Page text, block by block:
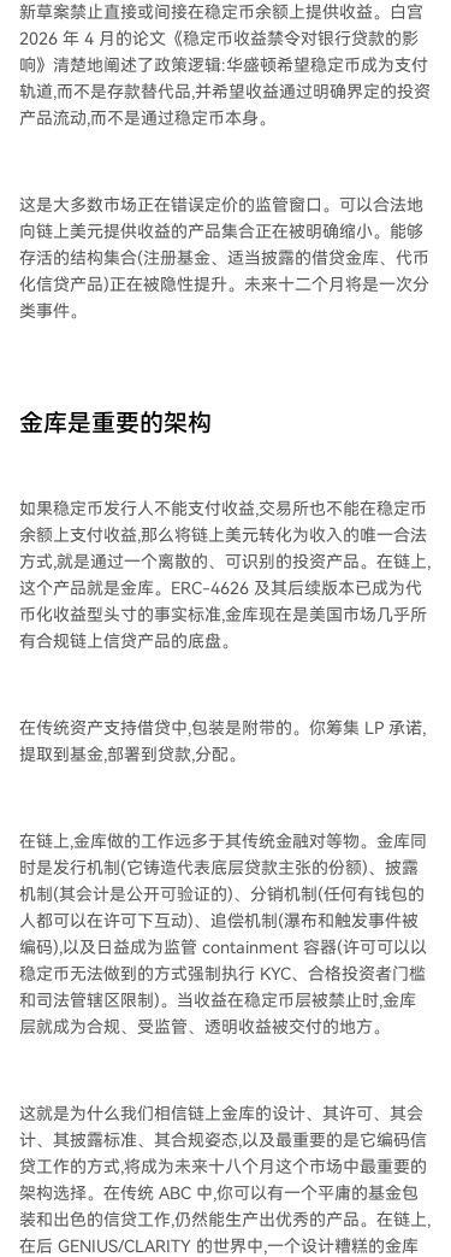
新草案禁止直接或间接在稳定币余额上提供收益。白宫
2026 年 4 月的论文《稳定币收益禁令对银行贷款的影
响》清楚地阐述了政策逻辑:华盛顿希望稳定币成为支付
轨道,而不是存款替代品,并希望收益通过明确界定的投资
产品流动,而不是通过稳定币本身。
这是大多数市场正在错误定价的监管窗口。可以合法地
向链上美元提供收益的产品集合正在被明确缩小。能够
存活的结构集合(注册基金、适当披露的借贷金库、代币
化信贷产品)正在被隐性提升。未来十二个月将是一次分
类事件。
金库是重要的架构
如果稳定币发行人不能支付收益,交易所也不能在稳定币
余额上支付收益,那么将链上美元转化为收入的唯一合法
方式,就是通过一个离散的、可识别的投资产品。在链上,
这个产品就是金库。ERC-4626 及其后续版本已成为代
币化收益型头寸的事实标准,金库现在是美国市场几乎所
有合规链上信贷产品的底盘。
在传统资产支持借贷中,包装是附带的。你筹集 LP 承诺,
提取到基金,部署到贷款,分配。
在链上,金库做的工作远多于其传统金融对等物。金库同
时是发行机制(它铸造代表底层贷款主张的份额)、披露
机制(其会计是公开可验证的)、分销机制(任何有钱包的
人都可以在许可下互动)、追偿机制(瀑布和触发事件被
编码),以及日益成为监管 containment 容器(许可可以以
稳定币无法做到的方式强制执行 KYC、合格投资者门槛
和司法管辖区限制)。当收益在稳定币层被禁止时,金库
层就成为合规、受监管、透明收益被交付的地方。
这就是为什么我们相信链上金库的设计、其许可、其会
计、其披露标准、其合规姿态,以及最重要的是它编码信
贷工作的方式,将成为未来十八个月这个市场中最重要的
架构选择。在传统 ABC 中,你可以有一个平庸的基金包
装和出色的信贷工作,仍然能生产出优秀的产品。在链上,
在后 GENIUS/CLARITY 的世界中,一个设计糟糕的金库